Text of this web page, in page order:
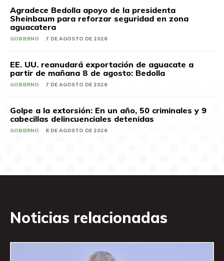
Agradece Bedolla apoyo de la presidenta
Sheinbaum para reforzar seguridad en zona
aguacatera
GOBIERNO 7 DE AGOSTO DE 2026
EE. UU. reanudará exportación de aguacate a
partir de mañana 8 de agosto: Bedolla
GOBIERNO 7 DE AGOSTO DE 2026
Golpe a la extorsión: En un año, 50 criminales y 9
cabecillas delincuenciales detenidas
GOBIERNO 6 DE AGOSTO DE 2026
Noticias relacionadas